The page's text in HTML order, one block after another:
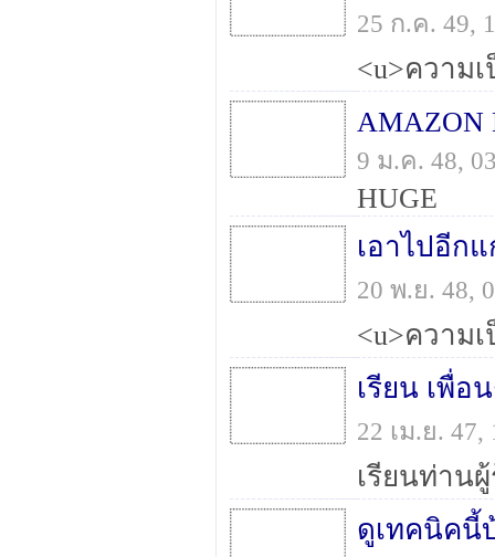
25 ก.ค. 49,
AMAZON
9 ม.ค. 48,
HUGE
เอาไปอีก
20 พ.ย. 48,
เรียน เพื่อ
22 เม.ย.
ดูเทคนิคนี้